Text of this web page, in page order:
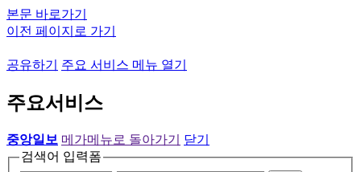
본문 바로가기
이전 페이지로 가기
공유하기 주요 서비스 메뉴 열기
주요서비스
중앙일보 메가메뉴로 돌아가기
닫기
검색어 입력폼